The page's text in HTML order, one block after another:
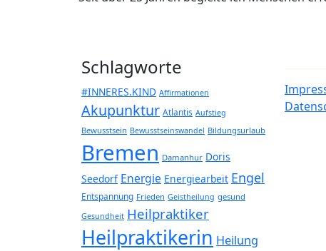
Schlagworte
#INNERES.KIND Affirmationen
Akupunktur Atlantis Aufstieg
Bewusstsein Bewusstseinswandel Bildungsurlaub
Bremen Damanhur Doris
Seedorf Energie Energiearbeit Engel
Entspannung Frieden Geistheilung gesund
Gesundheit Heilpraktiker
Heilpraktikerin Heilung